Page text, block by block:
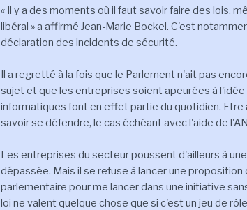
« Il y a des moments où il faut savoir faire des lois,
libéral » a affirmé Jean-Marie Bockel. C'est
déclaration des incidents de sécurité.
Il a regretté à la fois que le Parlement n'ait pas
sujet et que les entreprises soient apeurées à
informatiques font en effet partie du quotidien.
savoir se défendre, le cas échéant avec l'aide de
Les entreprises du secteur poussent d'ailleurs à
dépassée. Mais il se refuse à lancer une proposition
parlementaire pour me lancer dans une initiative
loi ne valent quelque chose que si c'est un jeu de